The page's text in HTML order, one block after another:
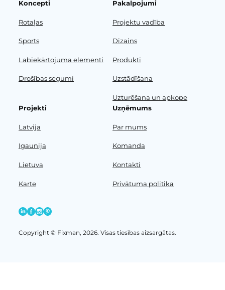
Koncepti
Rotaļas
Sports
Labiekārtojuma elementi
Drošības segumi
Pakalpojumi
Projektu vadība
Dizains
Produkti
Uzstādīšana
Uzturēšana un apkope
Projekti
Latvija
Igaunija
Lietuva
Karte
Uzņēmums
Par mums
Komanda
Kontakti
Privātuma politika
Copyright © Fixman, 2026. Visas tiesības aizsargātas.